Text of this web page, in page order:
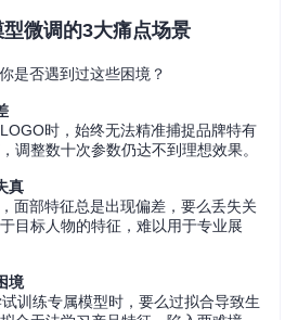
微调的3大痛点场景
是否遇到过这些困境？
时，始终无法精准捕捉品牌特有
调整数十次参数仍达不到理想效果。
真
面部特征总是出现偏差，要么丢失关
目标人物的特征，难以用于专业展
境
训练专属模型时，要么过拟合导致生